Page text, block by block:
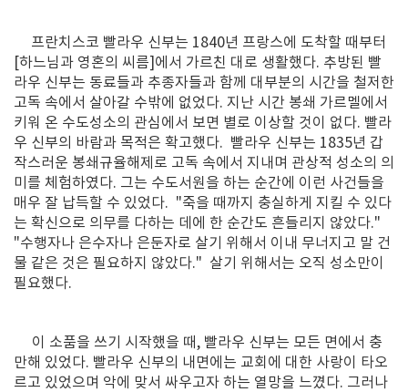
프란치스코 빨라우 신부는 1840년 프랑스에 도착할 때부터
[하느님과 영혼의 씨름]에서 가르친 대로 생활했다. 추방된 빨
라우 신부는 동료들과 추종자들과 함께 대부분의 시간을 철저한
고독 속에서 살아갈 수밖에 없었다. 지난 시간 봉쇄 가르멜에서
키워 온 수도성소의 관심에서 보면 별로 이상할 것이 없다. 빨라
우 신부의 바람과 목적은 확고했다. 빨라우 신부는 1835년 갑
작스러운 봉쇄규율해제로 고독 속에서 지내며 관상적 성소의 의
미를 체험하였다. 그는 수도서원을 하는 순간에 이런 사건들을
매우 잘 납득할 수 있었다. "죽을 때까지 충실하게 지킬 수 있다
는 확신으로 의무를 다하는 데에 한 순간도 흔들리지 않았다."
"수행자나 은수자나 은둔자로 살기 위해서 이내 무너지고 말 건
물 같은 것은 필요하지 않았다." 살기 위해서는 오직 성소만이
필요했다.
이 소품을 쓰기 시작했을 때, 빨라우 신부는 모든 면에서 충
만해 있었다. 빨라우 신부의 내면에는 교회에 대한 사랑이 타오
르고 있었으며 악에 맞서 싸우고자 하는 열망을 느꼈다. 그러나